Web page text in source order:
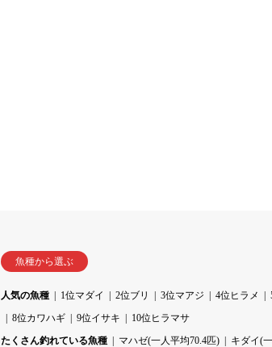
魚種から選ぶ
人気の魚種 1位マダイ 2位ブリ 3位マアジ 4位ヒラメ
8位カワハギ
9位イサキ
10位ヒラマサ
たくさん釣れている魚種
マハゼ(一人平均70.4匹) キダイ(